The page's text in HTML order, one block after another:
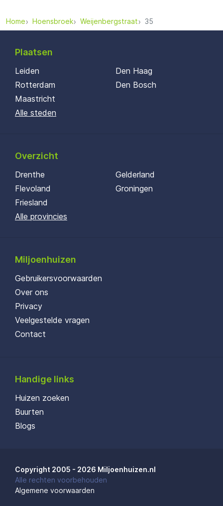
Home Hoensbroek Weijenbergstraat 35
Plaatsen
Leiden
Rotterdam
Maastricht
Den Haag
Den Bosch
Alle steden
Overzicht
Drenthe
Flevoland
Friesland
Gelderland
Groningen
Alle provincies
Miljoenhuizen
Gebruikersvoorwaarden
Over ons
Privacy
Veelgestelde vragen
Contact
Handige links
Huizen zoeken
Buurten
Blogs
Copyright 2005 - 2026 Miljoenhuizen.nl
Alle rechten voorbehouden
Algemene voorwaarden